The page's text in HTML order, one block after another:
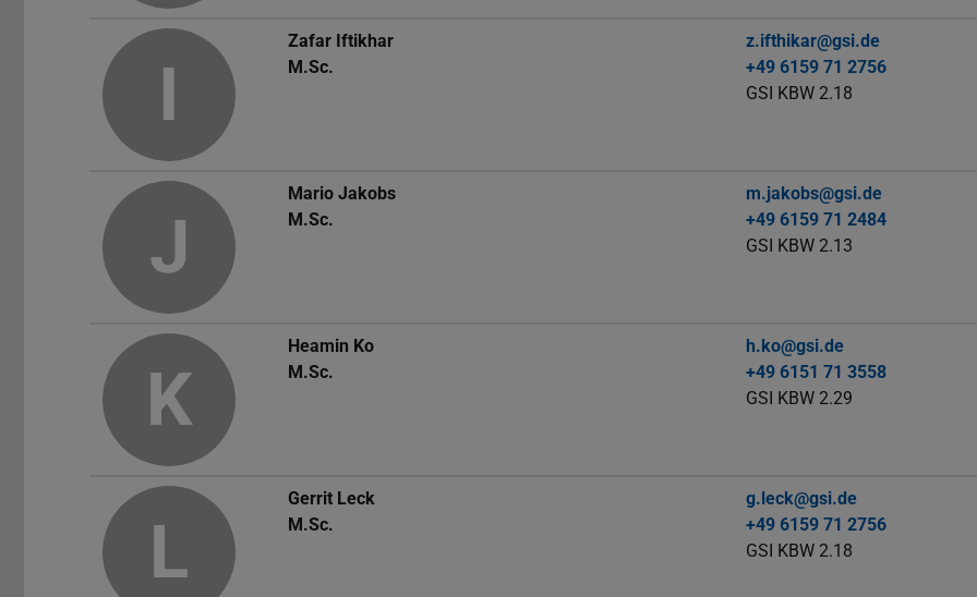
I
Zafar Iftikhar
M.Sc.
z.ifthikar@gsi.de
+49 6159 71 2756
GSI KBW 2.18
J
Mario Jakobs
M.Sc.
m.jakobs@gsi.de
+49 6159 71 2484
GSI KBW 2.13
K
Heamin Ko
M.Sc.
h.ko@gsi.de
+49 6151 71 3558
GSI KBW 2.29
L
Gerrit Leck
M.Sc.
g.leck@gsi.de
+49 6159 71 2756
GSI KBW 2.18